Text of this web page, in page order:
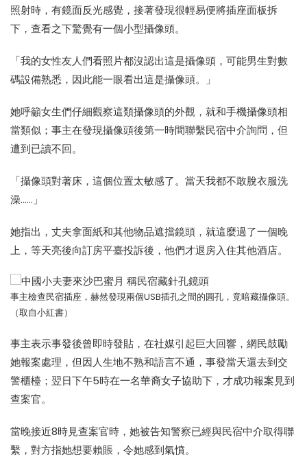
照射時，有鏡面反光感覺，接著發現很輕易便將插座面板拆
下，查看之下驚覺有一個小型攝像頭。
「我的女性友人們看照片都沒認出這是攝像頭，可能男生對數
碼設備熟悉，因此能一眼看出這是攝像頭。」
她呼籲女生們仔細觀察這類攝像頭的外觀，就和手機攝像頭相
當類似；事主在發現攝像頭後第一時間聯繫民宿中介詢問，但
遭到已讀不回。
「攝像頭對著床，這個位置太敏感了。當天我都不敢脫衣服洗
澡……」
她指出，丈夫拿面紙和其他物品遮擋鏡頭，就這麼過了一個晚
上，等天亮後向訂房平臺投訴後，他們才退房入住其他酒店。
事主檢查民宿插座，赫然發現兩個USB插孔之間的圓孔，竟暗藏攝像頭。
（取自小紅書）
事主表示事發後曾即時發貼，在社媒引起巨大回響，網民鼓勵
她報案處理，但因人生地不熟和語言不通，事發當天還去到交
警櫃檯；翌日下午5時在一名華裔女子協助下，才成功報案見到
查案官。
當晚接近8時見查案官時，她被告知警察已經與民宿中介取得聯
繫，對方指她想要賴賬，令她感到氣憤。